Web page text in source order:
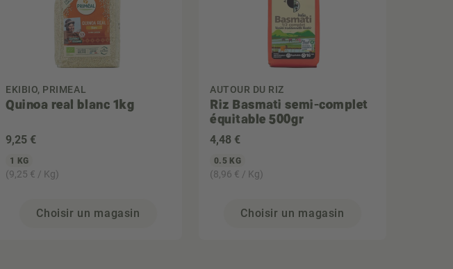
EKIBIO, PRIMEAL
Quinoa real blanc 1kg
9,25 €
1 KG
(9,25 € / Kg)
Choisir un magasin
AUTOUR DU RIZ
Riz Basmati semi-complet
équitable 500gr
4,48 €
0.5 KG
(8,96 € / Kg)
Choisir un magasin